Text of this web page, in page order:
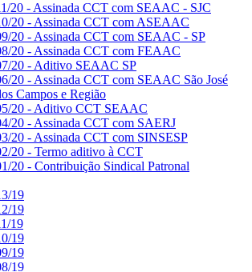
20 - Assinada CCT com SEAAC - SJC
20 - Assinada CCT com ASEAAC
20 - Assinada CCT com SEAAC - SP
20 - Assinada CCT com FEAAC
20 - Aditivo SEAAC SP
20 - Assinada CCT com SEAAC São José
Campos e Região
20 - Aditivo CCT SEAAC
20 - Assinada CCT com SAERJ
20 - Assinada CCT com SINSESP
20 - Termo aditivo à CCT
20 - Contribuição Sindical Patronal
19
19
19
19
19
19